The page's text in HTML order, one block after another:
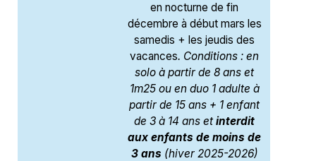
en nocturne de fin
décembre à début mars les
samedis + les jeudis des
vacances. Conditions : en
solo à partir de 8 ans et
1m25 ou en duo 1 adulte à
partir de 15 ans + 1 enfant
de 3 à 14 ans etinterdit
aux enfants de moins de
3 ans (hiver 2025-2026)